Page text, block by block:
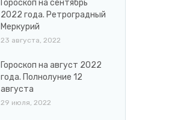
Гороскоп на сентябрь
2022 года. Ретроградный
Меркурий
23 августа, 2022
Гороскоп на август 2022
года. Полнолуние 12
августа
29 июля, 2022